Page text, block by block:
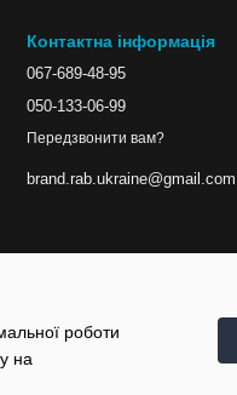
Контактна інформація
067-689-48-95
050-133-06-99
Передзвонити вам?
brand.rab.ukraine@gmail.com
роботи
на